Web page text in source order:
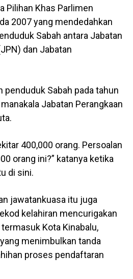
Pilihan Khas Parlimen
2007 yang mendedahkan
Sabah antara Jabatan
dan Jabatan
penduduk Sabah pada tahun
Jabatan Perangkaan
400,000 orang. Persoalan
orang ini?” katanya ketika
di sini.
jawatankuasa itu juga
kelahiran mencurigakan
Kota Kinabalu,
menimbulkan tanda
proses pendaftaran